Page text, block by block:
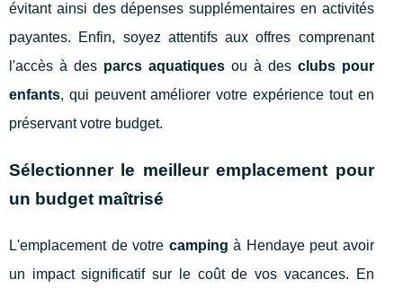
évitant ainsi des dépenses supplémentaires en activités
payantes. Enfin, soyez attentifs aux offres comprenant
l'accès à des parcs aquatiquesou à des clubs pour
enfants, qui peuvent améliorer votre expérience tout en
préservant votre budget.
Sélectionner le meilleur emplacement pour
un budget maîtrisé
L'emplacement de votre camping à Hendaye peut avoir
un impact significatif sur le coût de vos vacances. En